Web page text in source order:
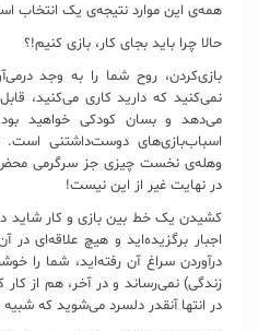
همه‌ی این موارد نتیجه‌ی یک انتخاب
حالا چرا باید بجای کار، بازی کنیم!؟
بازی‌کردن، روح شما را به وجد
نمی‌کنید که دارید کاری می‌کنید،
می‌دهد و بسان کودکی خواهید
اسباب‌بازی‌های دوست‌داشتنی است.
وهله‌ی نخست چیزی جز سرگرمی
در نهایت غیر از این نیست!
کشیدن یک خط بین بازی و کار شاید
اجبار برگزیده‌اید و هیچ علاقه‌‌ای در
درآوردن سراغ آن رفته‌اید، شما را
زندگی) نمی‌رساند و در آخر، هم از
در انتها آنقدر دلسرد می‌شوید که